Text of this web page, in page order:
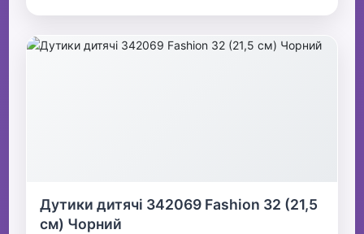
Дутики дитячі 342069 Fashion 32 (21,5
см) Чорний